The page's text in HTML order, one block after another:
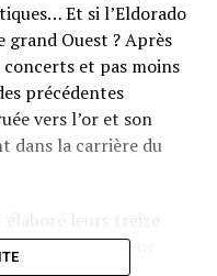
Et si l’Eldorado
grand Ouest ? Après
et pas moins
précédentes
vers l’or et son
dans la carrière du
le réalisateur